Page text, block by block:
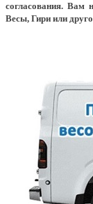
согласования. Вам
Весы, Гири или